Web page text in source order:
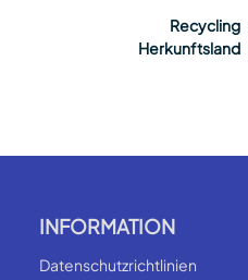
Recycling
Herkunftsland
INFORMATION
Datenschutzrichtlinien